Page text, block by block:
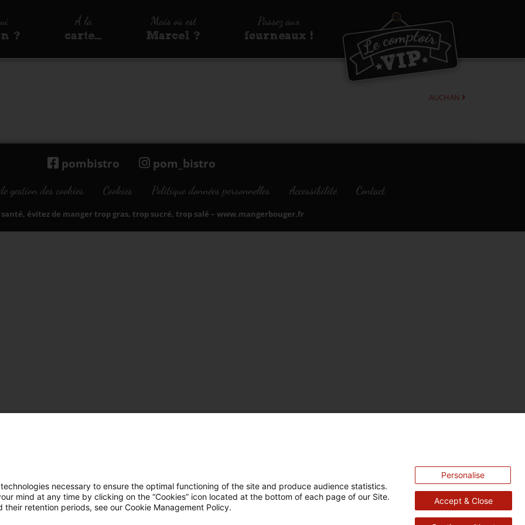
?
À la
carte…
Mais où est
Marcel ?
Passez aux
fourneaux !
AUCHAN
pombistro pom_bistro
gestion des cookies Cookies Politique données personnelles Accessibilité Contact
évitez de manger trop gras, trop sucré, trop salé – www.mangerbouger.fr
necessary to ensure the optimal functioning of the site and produce audience statistics.
mind at any time by clicking on the “Cookies” icon located at the bottom of each page of our Site.
retention periods, see our Cookie Management Policy.
Personalise
Accept & Close